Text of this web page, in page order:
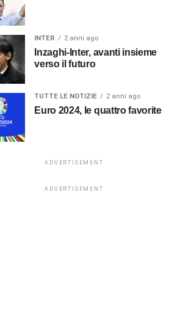
INTER 2 anni ago
Inzaghi-Inter, avanti insieme
verso il futuro
TUTTE LE NOTIZIE 2 anni ago
Euro 2024, le quattro favorite
ADVERTISEMENT
ADVERTISEMENT